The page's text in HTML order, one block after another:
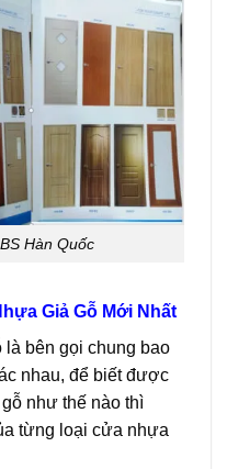
Hàn Quốc
Giả Gỗ Mới Nhất
bên gọi chung bao
nhau, để biết được
như thế nào thì
từng loại cửa nhựa